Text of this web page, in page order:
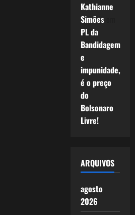
Kathianne
Simõesem
PL da
Bandidagem
e
impunidade,
é o preço
do
Bolsonaro
Livre!
ARQUIVOS
agosto
2026